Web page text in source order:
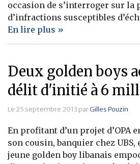
occasion de s’interroger sur
d’infractions susceptibles
En lire plus »
Deux golden boys
délit d'initié à 6
Le 25 septembre 2013 parGilles Pouzin
En profitant d’un projet d’OPA
son cousin, banquier chez
jeune golden boy libanais